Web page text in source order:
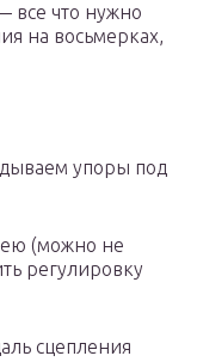
все что нужно
на восьмерках,
упоры под
(можно не
регулировку
сцепления